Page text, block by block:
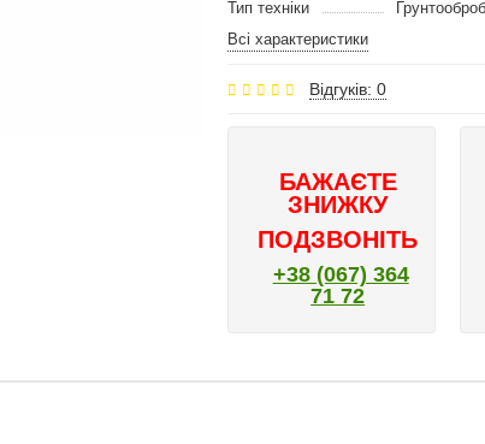
Тип техніки
Всі характеристики
Відгуків: 0
БАЖАЄТЕ
ЗНИЖКУ
ПОДЗВОНІТЬ
+38 (067) 364
71 72